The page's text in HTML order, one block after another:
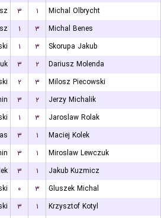
۳ ۱
Michal Olbrycht
۱ ۳
Michal Benes
۱ ۳
Skorupa Jakub
۳ ۲
Dariusz Molenda
۲ ۳
Milosz Piecowski
۳ ۲
Jerzy Michalik
۱ ۳
Jaroslaw Rolak
۳ ۱
Maciej Kolek
۳ ۱
Miroslaw Lewczuk
۳ ۱
Jakub Kuzmicz
۰ ۳
Gluszek Michal
۳ ۱
Krzysztof Kotyl